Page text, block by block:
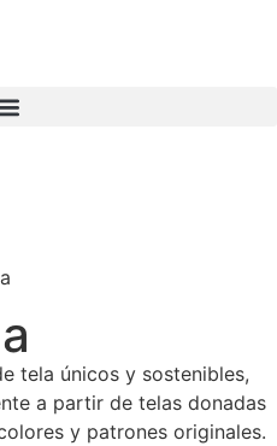
tela únicos y sostenibles,
a partir de telas donadas
y patrones originales.